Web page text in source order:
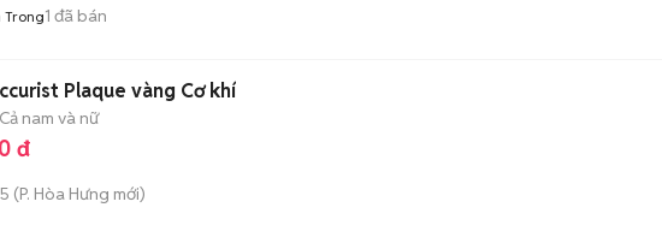
Trong1 đã bán
Plaque vàng Cơ khí
Cả nam và nữ
đ
(P. Hòa Hưng mới)